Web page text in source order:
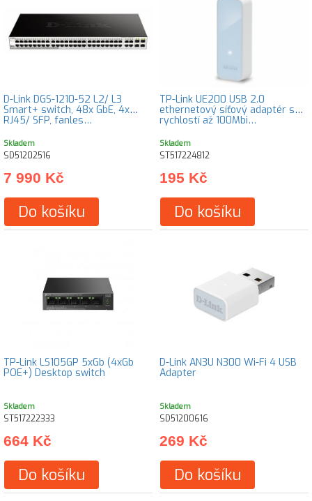
D-Link DGS-1210-52 L2/ L3
Smart+ switch, 48x GbE, 4x
RJ45/ SFP, fanles…
Skladem
SD51202516
7 990 Kč
Do košíku
TP-Link UE200 USB 2.0
ethernetový síťový adaptér s
rychlostí až 100Mbi…
Skladem
ST517224812
195 Kč
Do košíku
TP-Link LS105GP 5xGb (4xGb
POE+) Desktop switch
Skladem
ST517222333
664 Kč
Do košíku
D-Link AN3U N300 Wi-Fi 4 USB
Adapter
Skladem
SD51200616
269 Kč
Do košíku